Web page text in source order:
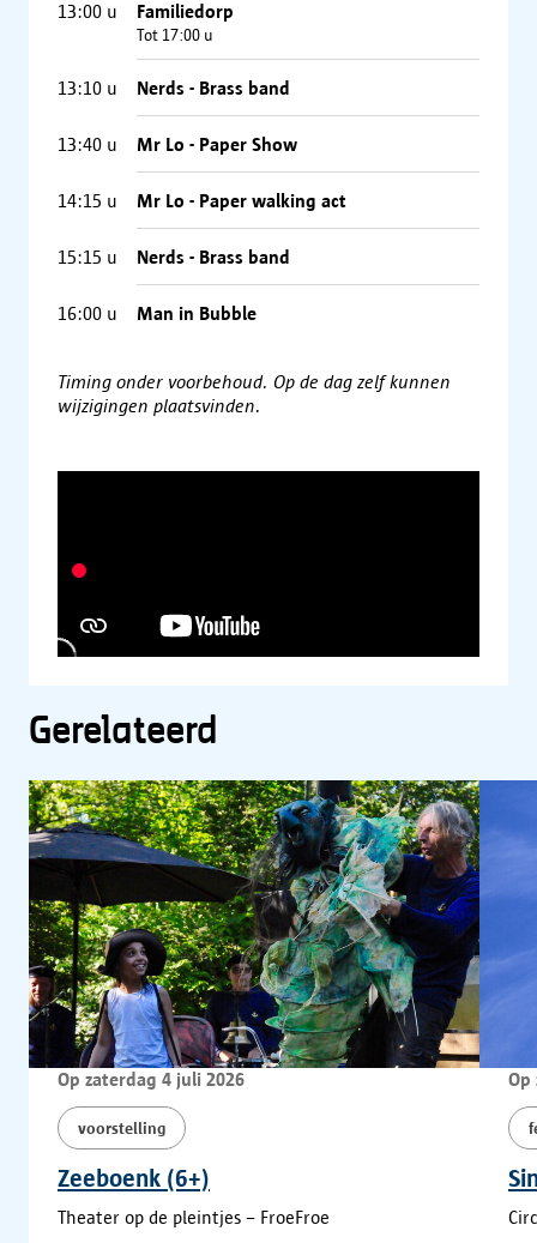
13:00 u Familiedorp
Tot 17:00 u
13:10 u Nerds - Brass band
13:40 u Mr Lo - Paper Show
14:15 u Mr Lo - Paper walking act
15:15 u Nerds - Brass band
16:00 u Man in Bubble
Timing onder voorbehoud. Op de dag zelf kunnen
wijzigingen plaatsvinden.
Gerelateerd
Op zaterdag 4 juli 2026
voorstelling
Zeeboenk (6+)
Theater op de pleintjes – FroeFroe
Op